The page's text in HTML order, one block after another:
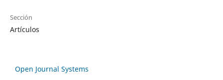
Sección
Artículos
Open Journal Systems